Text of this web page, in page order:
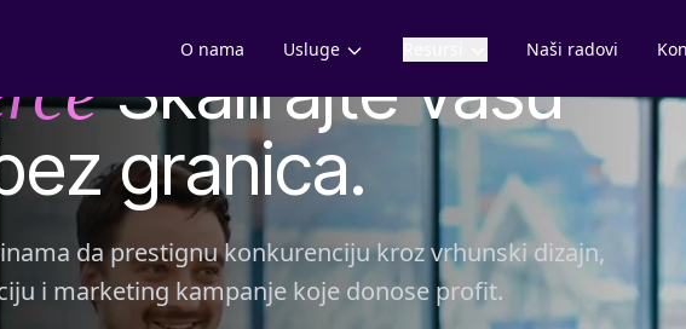
O nama Usluge Naši radovi
Skalirajte vašu
granica.
da prestignu konkurenciju kroz vrhunski dizajn,
i marketing kampanje koje donose profit.